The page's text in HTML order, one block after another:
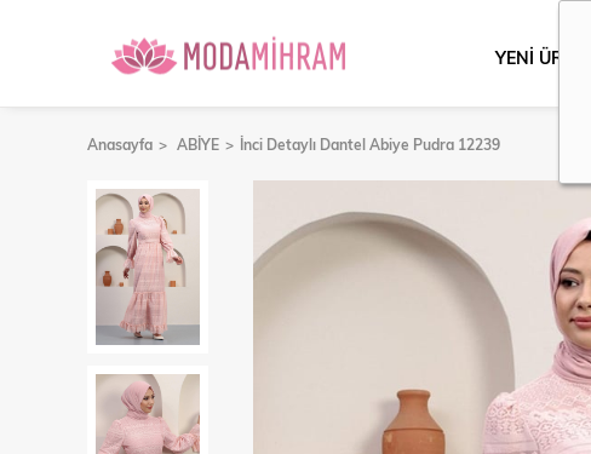
YENİ
Anasayfa ABİYE İnci Detaylı Dantel Abiye Pudra 12239